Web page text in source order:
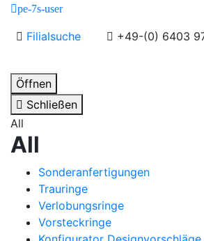
pe-7s-user
Filialsuche +49-(0) 6403
Öffnen
Schließen
All
All
Sonderanfertigungen
Trauringe
Verlobungsringe
Vorsteckringe